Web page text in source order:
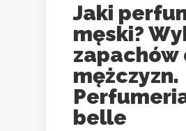
Jaki
męski?
zapachów
mężczyzn.
belle